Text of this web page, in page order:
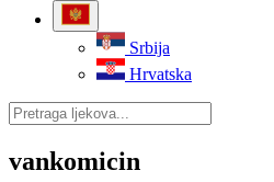
Srbija
Hrvatska
vankomicin